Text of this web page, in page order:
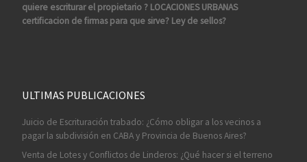
quiere escriturar el propietario ? LOCACIONES URBANAS
certificacion de firmas para que sirve? Ley de sellos?
ULTIMAS PUBLICACIONES
Juicio de Escrituración trabado: ¿Cómo obligar a los vecinos a
pagar la subdivisión en CABA y Provincia de Buenos Aires?
Venta de Lotes y Conflictos de Linderos: ¿Qué hacer si el terreno